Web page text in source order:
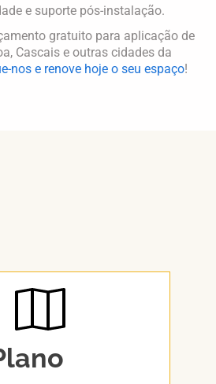
e suporte pós-instalação.
gratuito para aplicação de
Cascais e outras cidades da
nos e renove hoje o seu espaço!